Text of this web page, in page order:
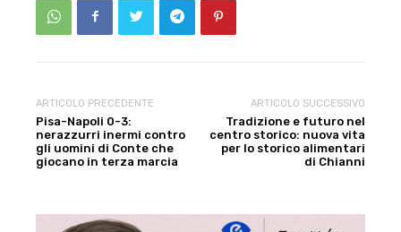
ARTICOLO PRECEDENTE
Pisa-Napoli 0-3:
nerazzurri inermi contro
gli uomini di Conte che
giocano in terza marcia
ARTICOLO SUCCESSIVO
Tradizione e futuro nel
centro storico: nuova vita
per lo storico alimentari
di Chianni